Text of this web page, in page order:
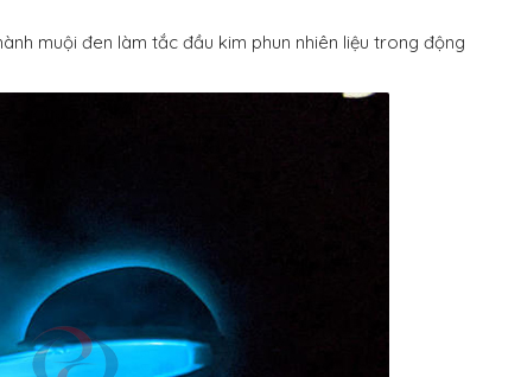
muội đen làm tắc đầu kim phun nhiên liệu trong động